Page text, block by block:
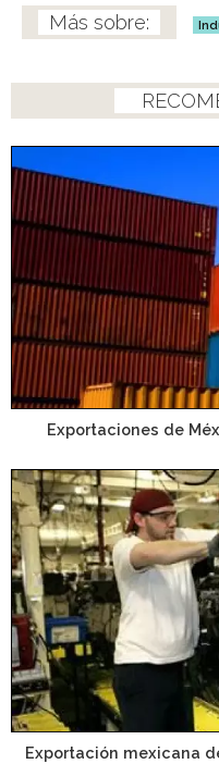
Exportaciones de
Exportación mexicana